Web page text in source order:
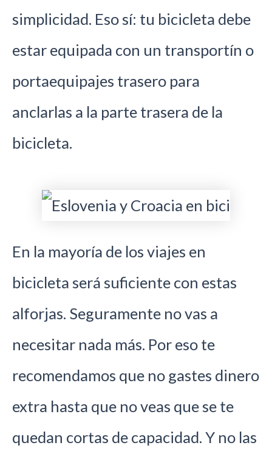
simplicidad. Eso sí: tu bicicleta debe
estar equipada con un transportín o
portaequipajes trasero para
anclarlas a la parte trasera de la
bicicleta.
En la mayoría de los viajes en
bicicleta será suficiente con estas
alforjas. Seguramente no vas a
necesitar nada más. Por eso te
recomendamos que no gastes dinero
extra hasta que no veas que se te
quedan cortas de capacidad. Y no las